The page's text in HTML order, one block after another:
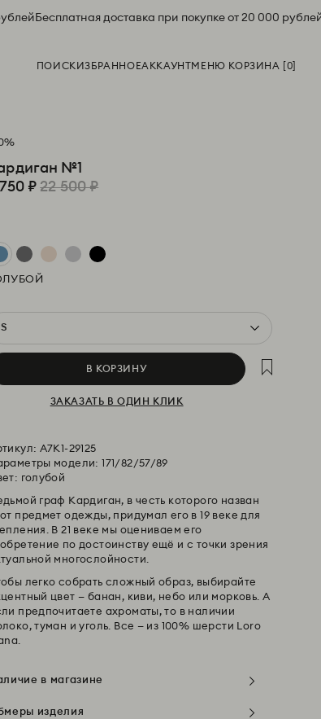
Бесплатная доставка при покупке от 20 000 рублей
ПОИСК ИЗБРАННОЕАККАУНТМЕНЮ КОРЗИНА [ 0
№1
₽ 22 500 ₽
В КОРЗИНУ
ЗАКАЗАТЬ В ОДИН КЛИК
A7K1-29125
модели: 171/82/57/89
голубой
граф Кардиган, в честь которого назван
предмет одежды, придумал его в 19 веке для
В 21 веке мы оцениваем его
по достоинству ещё и с точки зрения
многослойности.
легко собрать сложный образ, выбирайте
цвет — банан, киви, небо или морковь. А
предпочитаете ахроматы, то в наличии
туман и уголь. Все — из 100% шерсти Loro
в магазине
изделия